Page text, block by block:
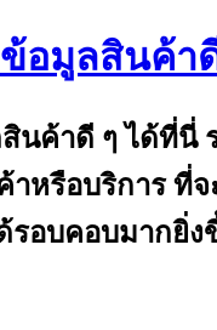
อมูลสินค้า
นค้าดี ๆ ได้ที่นี่
าหรือบริการ ที่
รอบคอบมากยิ่ง